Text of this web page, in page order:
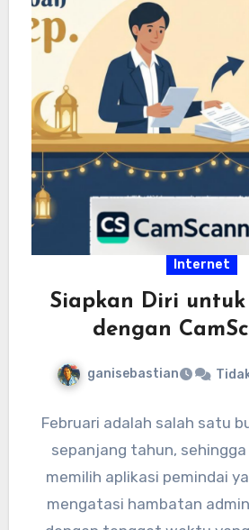
Internet
Siapkan Diri untuk
dengan
ganisebastian
Februari adalah salah satu
sepanjang tahun,
memilih aplikasi pemindai
mengatasi hambatan